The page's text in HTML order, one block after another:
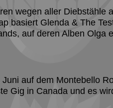
wegen aller Diebstähle
basiert Glenda & The
auf deren Alben Olga
auf dem Montebello
Gig in Canada und es